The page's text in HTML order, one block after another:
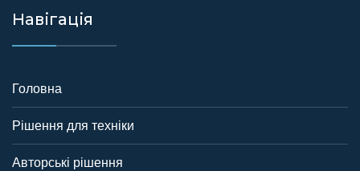
Навігація
Головна
Рішення для техніки
Авторські рішення